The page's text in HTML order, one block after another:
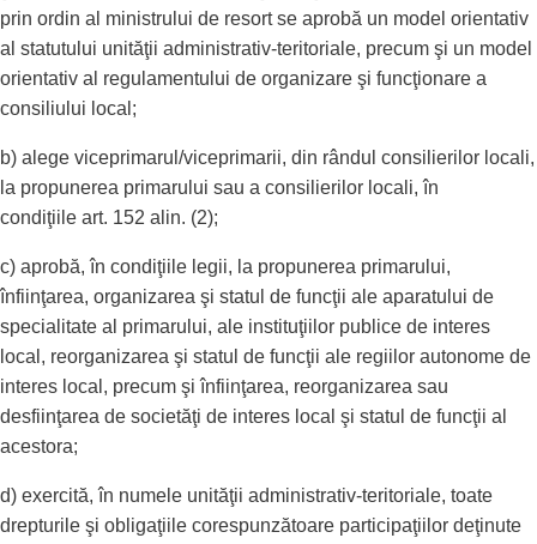
prin ordin al ministrului de resort se aprobă un model orientativ
al statutului unităţii administrativ-teritoriale, precum şi un model
orientativ al regulamentului de organizare şi funcţionare a
consiliului local;
b) alege viceprimarul/viceprimarii, din rândul consilierilor locali,
la propunerea primarului sau a consilierilor locali, în
condiţiile art. 152 alin. (2);
c) aprobă, în condiţiile legii, la propunerea primarului,
înfiinţarea, organizarea şi statul de funcţii ale aparatului de
specialitate al primarului, ale instituţiilor publice de interes
local, reorganizarea şi statul de funcţii ale regiilor autonome de
interes local, precum şi înfiinţarea, reorganizarea sau
desfiinţarea de societăţi de interes local şi statul de funcţii al
acestora;
d) exercită, în numele unităţii administrativ-teritoriale, toate
drepturile şi obligaţiile corespunzătoare participaţiilor deţinute